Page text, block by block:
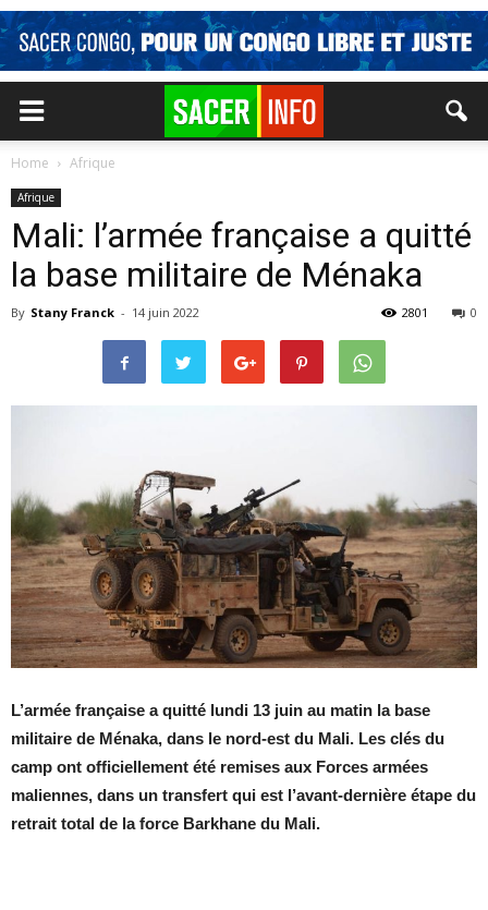
Home Afrique
Afrique
Mali: l’armée française a quitté
la base militaire de Ménaka
By Stany Franck - 14 juin 2022 0
2801
L’armée française a quitté lundi 13 juin au matin la base
militaire de Ménaka, dans le nord-est du Mali. Les clés du
camp ont officiellement été remises aux Forces armées
maliennes, dans un transfert qui est l’avant-dernière étape du
retrait total de la force Barkhane du Mali.